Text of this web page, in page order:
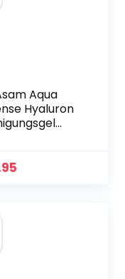
Aqua
Hyaluron